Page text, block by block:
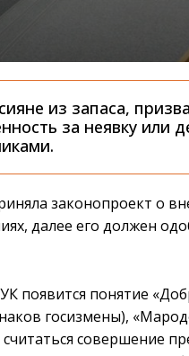
из запаса,
за неявку или
законопроект о
далее его должен
появится понятие
госизмены),
совершение